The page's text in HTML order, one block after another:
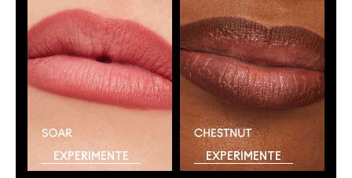
EXPERIMENTE EXPERIMENTE